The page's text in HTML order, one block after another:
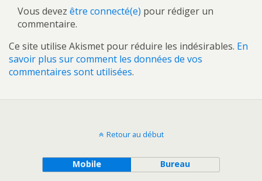
Vous devez être connecté(e) pour rédiger un
commentaire.
Ce site utilise Akismet pour réduire les indésirables. En
savoir plus sur comment les données de vos
commentaires sont utilisées.
Retour au début
Mobile Bureau